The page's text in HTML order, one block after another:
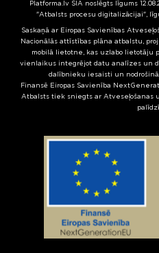
Platforma.lv SIA noslēgts līgums
"Atbalsts procesu digitalizācijai",
Saskaņā ar Eiropas Savienības
Nacionālās attīstības plāna atbalstu,
mobilā lietotne, kas uzlabo lietotāju
vienlaikus integrējot datu analīzes un
dalībnieku iesaisti un
Finansē Eiropas Savienība
Atbalsts tiek sniegts ar Atveseļošanas